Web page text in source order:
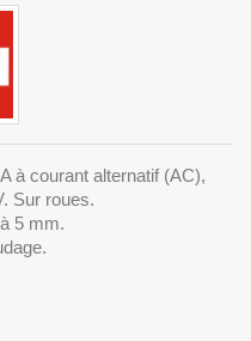
à courant alternatif (AC),
Sur roues.
5 mm.